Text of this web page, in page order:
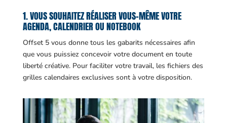
1. VOUS SOUHAITEZ RÉALISER VOUS-MÊME VOTRE
AGENDA, CALENDRIER OU NOTEBOOK
Offset 5 vous donne tous les gabarits nécessaires afin
que vous puissiez concevoir votre document en toute
liberté créative. Pour faciliter votre travail, les fichiers des
grilles calendaires exclusives sont à votre disposition.